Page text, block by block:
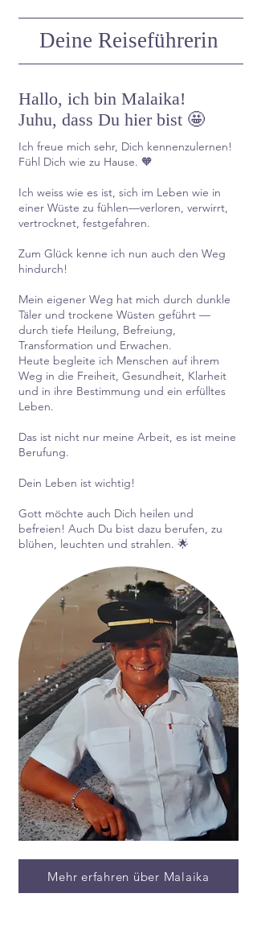
Deine Reiseführerin
Hallo, ich bin Malaika!
Juhu, dass Du hier bist 🤩
Ich freue mich sehr, Dich kennenzulernen!
Fühl Dich wie zu Hause. 🧡
Ich weiss wie es ist, sich im Leben wie in
einer Wüste zu fühlen—verloren, verwirrt,
vertrocknet, festgefahren.
Zum Glück kenne ich nun auch den Weg
hindurch!
Mein eigener Weg hat mich durch dunkle
Täler und trockene Wüsten geführt —
durch tiefe Heilung, Befreiung,
Transformation und Erwachen.
Heute begleite ich Menschen auf ihrem
Weg in die Freiheit, Gesundheit, Klarheit
und in ihre Bestimmung und ein erfülltes
Leben.
Das ist nicht nur meine Arbeit, es ist meine
Berufung.
Dein Leben ist wichtig!
Gott möchte auch Dich heilen und
befreien! Auch Du bist dazu berufen, zu
blühen, leuchten und strahlen. 🌟
Mehr erfahren über Malaika